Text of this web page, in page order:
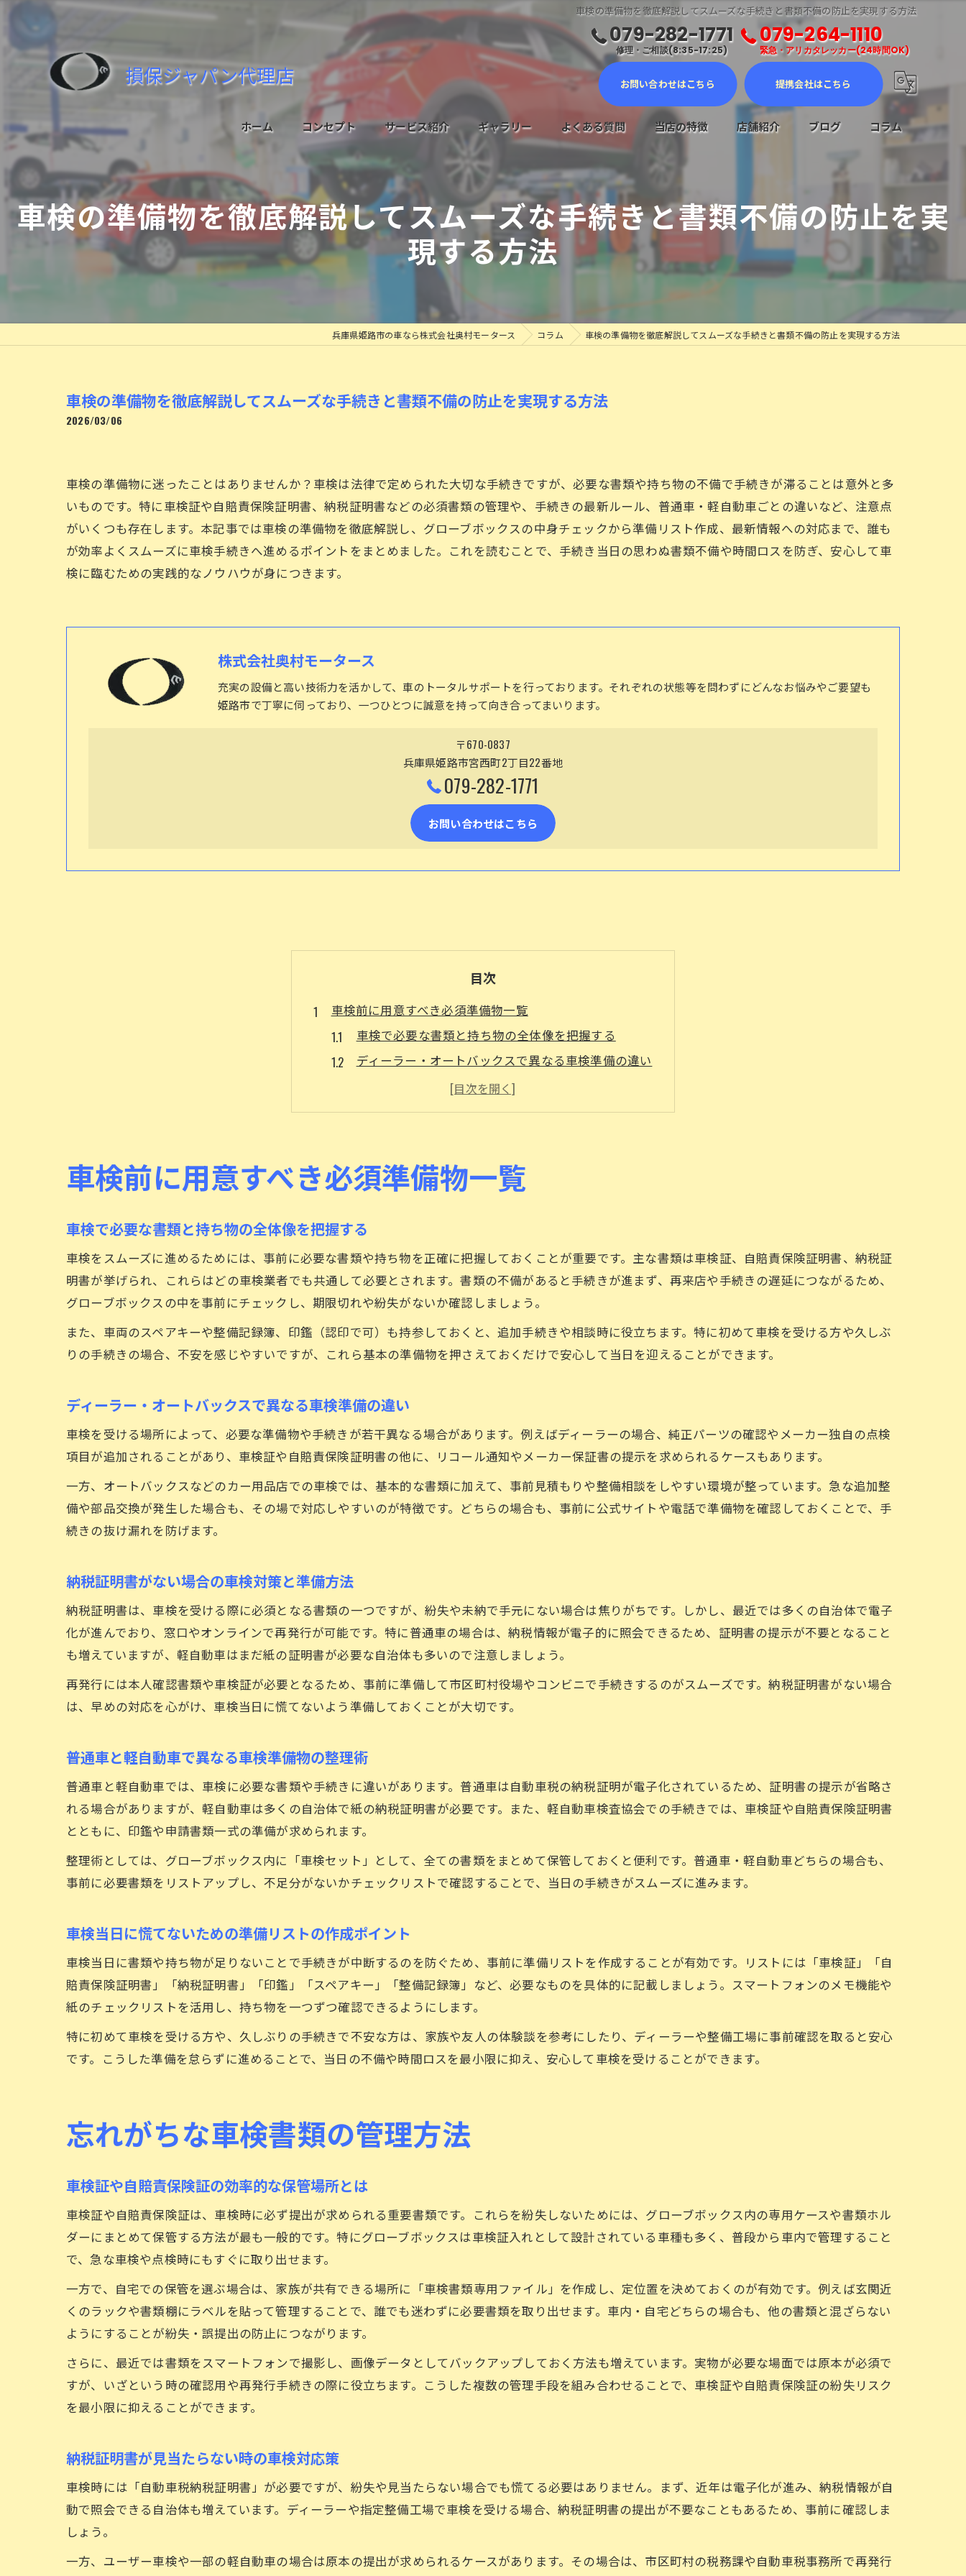
車検の準備物を徹底解説してスムーズな手続きと書類不備の防止を実現する方法
損保ジャパン代理店
079-282-1771
修理・ご相談(8:35-17:25)
079-264-1110
緊急・アリカタレッカー(24時間OK)
お問い合わせはこちら 提携会社はこちら
ホーム コンセプト サービス紹介
車検サービス
メンテナンスについて
鈑金塗装・キズヘコミ修理
新車・中古車販売
自動車保険
ロードサービスについて
ギャラリー よくある質問 当店の特徴
車検
メンテナンス
修理
販売
店舗紹介 ブログ コラム
車検の準備物を徹底解説してスムーズな手続きと書類不備の防止を実
現する方法
兵庫県姫路市の車なら株式会社奥村モータース コラム 車検の準備物を徹底解説してスムーズな手続きと書類不備の防止を実現する方法
車検の準備物を徹底解説してスムーズな手続きと書類不備の防止を実現する方法
2026/03/06
車検の準備物に迷ったことはありませんか？車検は法律で定められた大切な手続きですが、必要な書類や持ち物の不備で手続きが滞ることは意外と多
いものです。特に車検証や自賠責保険証明書、納税証明書などの必須書類の管理や、手続きの最新ルール、普通車・軽自動車ごとの違いなど、注意点
がいくつも存在します。本記事では車検の準備物を徹底解説し、グローブボックスの中身チェックから準備リスト作成、最新情報への対応まで、誰も
が効率よくスムーズに車検手続きへ進めるポイントをまとめました。これを読むことで、手続き当日の思わぬ書類不備や時間ロスを防ぎ、安心して車
検に臨むための実践的なノウハウが身につきます。
株式会社奥村モータース
充実の設備と高い技術力を活かして、車のトータルサポートを行っております。それぞれの状態等を問わずにどんなお悩みやご要望も
姫路市で丁寧に伺っており、一つひとつに誠意を持って向き合ってまいります。
〒670-0837
兵庫県姫路市宮西町2丁目22番地
079-282-1771
お問い合わせはこちら
目次
車検前に用意すべき必須準備物一覧
車検で必要な書類と持ち物の全体像を把握する
ディーラー・オートバックスで異なる車検準備の違い
納税証明書がない場合の車検対策と準備方法
普通車と軽自動車で異なる車検準備物の整理術
忘れがちな車検書類の管理方法
車検証や自賠責保険証の効率的な保管場所とは
車検に必要な書類を紛失しない管理テクニック
ディーラー車検とユーザー車検で異なる管理ポイント
家族で共有する車検書類の整理・管理方法
手続き当日に備える車検準備のコツ
車検当日に焦らないための事前チェック方法
車内で必要な車検書類の確認ポイント
ディーラーと一般店舗で異なる車検準備の工夫
印鑑や委任状など追加で必要な物の備え方
普通車・軽自動車で異なる車検の要点
普通車と軽自動車の車検準備物の違いを解説
軽自動車の車検で注意すべき書類と手続き
紛失トラブルを防ぐ車検持ち物チェック
車検書類の紛失を防ぐ保管とチェックのコツ
納税証明書がない時の車検準備対策ガイド
車検当日に書類忘れを防ぐ確認ポイント
車検証と自賠責保険証の再発行方法と注意事項
効率よく進める車検準備の実践ポイント
車検準備を効率化するための段取り術
車検に必要なものをまとめる整理整頓の工夫
車内で準備できる書類や持ち物の確認方法
ディーラー車検でのスムーズな準備ノウハウ
電子化に対応した最新の車検書類管理術
車検前に用意すべき必須準備物一覧
車検で必要な書類と持ち物の全体像を把握する
車検をスムーズに進めるためには、事前に必要な書類や持ち物を正確に把握しておくことが重要です。主な書類は車検証、自賠責保険証明書、納税証
明書が挙げられ、これらはどの車検業者でも共通して必要とされます。書類の不備があると手続きが進まず、再来店や手続きの遅延につながるため、
グローブボックスの中を事前にチェックし、期限切れや紛失がないか確認しましょう。
また、車両のスペアキーや整備記録簿、印鑑（認印で可）も持参しておくと、追加手続きや相談時に役立ちます。特に初めて車検を受ける方や久しぶ
りの手続きの場合、不安を感じやすいですが、これら基本の準備物を押さえておくだけで安心して当日を迎えることができます。
ディーラー・オートバックスで異なる車検準備の違い
車検を受ける場所によって、必要な準備物や手続きが若干異なる場合があります。例えばディーラーの場合、純正パーツの確認やメーカー独自の点検
項目が追加されることがあり、車検証や自賠責保険証明書の他に、リコール通知やメーカー保証書の提示を求められるケースもあります。
一方、オートバックスなどのカー用品店での車検では、基本的な書類に加えて、事前見積もりや整備相談をしやすい環境が整っています。急な追加整
備や部品交換が発生した場合も、その場で対応しやすいのが特徴です。どちらの場合も、事前に公式サイトや電話で準備物を確認しておくことで、手
続きの抜け漏れを防げます。
納税証明書がない場合の車検対策と準備方法
納税証明書は、車検を受ける際に必須となる書類の一つですが、紛失や未納で手元にない場合は焦りがちです。しかし、最近では多くの自治体で電子
化が進んでおり、窓口やオンラインで再発行が可能です。特に普通車の場合は、納税情報が電子的に照会できるため、証明書の提示が不要となること
も増えていますが、軽自動車はまだ紙の証明書が必要な自治体も多いので注意しましょう。
再発行には本人確認書類や車検証が必要となるため、事前に準備して市区町村役場やコンビニで手続きするのがスムーズです。納税証明書がない場合
は、早めの対応を心がけ、車検当日に慌てないよう準備しておくことが大切です。
普通車と軽自動車で異なる車検準備物の整理術
普通車と軽自動車では、車検に必要な書類や手続きに違いがあります。普通車は自動車税の納税証明が電子化されているため、証明書の提示が省略さ
れる場合がありますが、軽自動車は多くの自治体で紙の納税証明書が必要です。また、軽自動車検査協会での手続きでは、車検証や自賠責保険証明書
とともに、印鑑や申請書類一式の準備が求められます。
整理術としては、グローブボックス内に「車検セット」として、全ての書類をまとめて保管しておくと便利です。普通車・軽自動車どちらの場合も、
事前に必要書類をリストアップし、不足分がないかチェックリストで確認することで、当日の手続きがスムーズに進みます。
車検当日に慌てないための準備リストの作成ポイント
車検当日に書類や持ち物が足りないことで手続きが中断するのを防ぐため、事前に準備リストを作成することが有効です。リストには「車検証」「自
賠責保険証明書」「納税証明書」「印鑑」「スペアキー」「整備記録簿」など、必要なものを具体的に記載しましょう。スマートフォンのメモ機能や
紙のチェックリストを活用し、持ち物を一つずつ確認できるようにします。
特に初めて車検を受ける方や、久しぶりの手続きで不安な方は、家族や友人の体験談を参考にしたり、ディーラーや整備工場に事前確認を取ると安心
です。こうした準備を怠らずに進めることで、当日の不備や時間ロスを最小限に抑え、安心して車検を受けることができます。
忘れがちな車検書類の管理方法
車検証や自賠責保険証の効率的な保管場所とは
車検証や自賠責保険証は、車検時に必ず提出が求められる重要書類です。これらを紛失しないためには、グローブボックス内の専用ケースや書類ホル
ダーにまとめて保管する方法が最も一般的です。特にグローブボックスは車検証入れとして設計されている車種も多く、普段から車内で管理すること
で、急な車検や点検時にもすぐに取り出せます。
一方で、自宅での保管を選ぶ場合は、家族が共有できる場所に「車検書類専用ファイル」を作成し、定位置を決めておくのが有効です。例えば玄関近
くのラックや書類棚にラベルを貼って管理することで、誰でも迷わずに必要書類を取り出せます。車内・自宅どちらの場合も、他の書類と混ざらない
ようにすることが紛失・誤提出の防止につながります。
さらに、最近では書類をスマートフォンで撮影し、画像データとしてバックアップしておく方法も増えています。実物が必要な場面では原本が必須で
すが、いざという時の確認用や再発行手続きの際に役立ちます。こうした複数の管理手段を組み合わせることで、車検証や自賠責保険証の紛失リスク
を最小限に抑えることができます。
納税証明書が見当たらない時の車検対応策
車検時には「自動車税納税証明書」が必要ですが、紛失や見当たらない場合でも慌てる必要はありません。まず、近年は電子化が進み、納税情報が自
動で照会できる自治体も増えています。ディーラーや指定整備工場で車検を受ける場合、納税証明書の提出が不要なこともあるため、事前に確認しま
しょう。
一方、ユーザー車検や一部の軽自動車の場合は原本の提出が求められるケースがあります。その場合は、市区町村の税務課や自動車税事務所で再発行
お問い合わせはこちら
お問い合わせはこちら